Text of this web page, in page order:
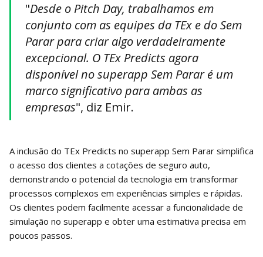
"Desde o Pitch Day, trabalhamos em
conjunto com as equipes da TEx e do Sem
Parar para criar algo verdadeiramente
excepcional. O TEx Predicts agora
disponível no superapp Sem Parar é um
marco significativo para ambas as
empresas", diz Emir.
A inclusão do TEx Predicts no superapp Sem Parar simplifica
o acesso dos clientes a cotações de seguro auto,
demonstrando o potencial da tecnologia em transformar
processos complexos em experiências simples e rápidas.
Os clientes podem facilmente acessar a funcionalidade de
simulação no superapp e obter uma estimativa precisa em
poucos passos.